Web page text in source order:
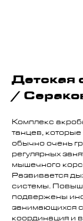
Детская
/
Комплекс
танцев,
обычно очень
регулярных
мышечного
Развивается
системы.
подвержены
занимающихся
координация и